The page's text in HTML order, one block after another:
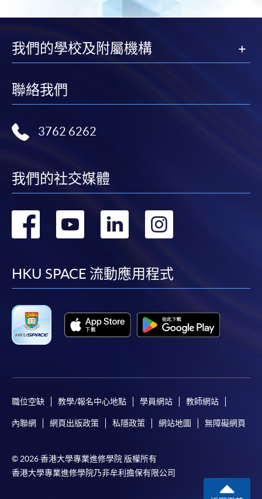
我們的學校及附屬機構
聯絡我們
3762 6262
我們的社交媒體
轉
facebook
轉
youtube
轉
linkedin
轉
HKU SPACE 流動應用程式
職位空缺 教學/報名中心地點 學員網站 教師網站
內聯網 網頁出版政策 私隱政策 網站地圖 無障礙網頁
© 2026 香港大學專業進修學院 版權所有
香港大學專業進修學院乃非牟利擔保有限公司